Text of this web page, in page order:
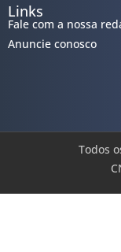
Links
Fale com a nossa
Anuncie conosco
Todos